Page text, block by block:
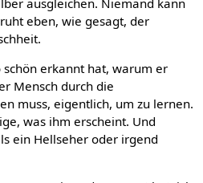
eben, wie gesagt, der
schön erkannt hat, warum er
Mensch durch die
muss, eigentlich, um zu lernen.
was ihm erscheint. Und
ein Hellseher oder irgend